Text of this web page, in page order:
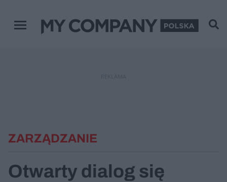
Menu główne
ZARZĄDZANIE
Otwarty dialog się